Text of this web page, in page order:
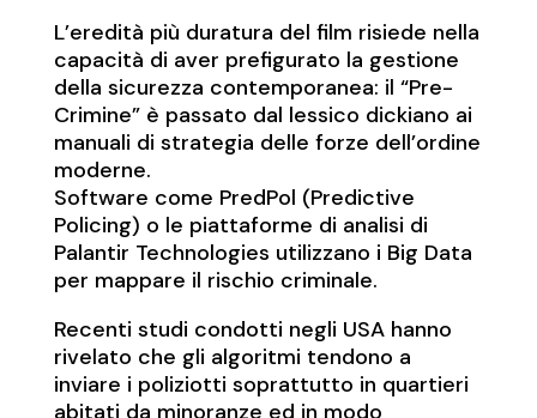
L’eredità più duratura del film risiede nella
capacità di aver prefigurato la gestione
della sicurezza contemporanea: il “Pre-
Crimine” è passato dal lessico dickiano ai
manuali di strategia delle forze dell’ordine
moderne.
Software come PredPol (Predictive
Policing) o le piattaforme di analisi di
Palantir Technologies utilizzano i Big Data
per mappare il rischio criminale.
Recenti studi condotti negli USA hanno
rivelato che gli algoritmi tendono a
inviare i poliziotti soprattutto in quartieri